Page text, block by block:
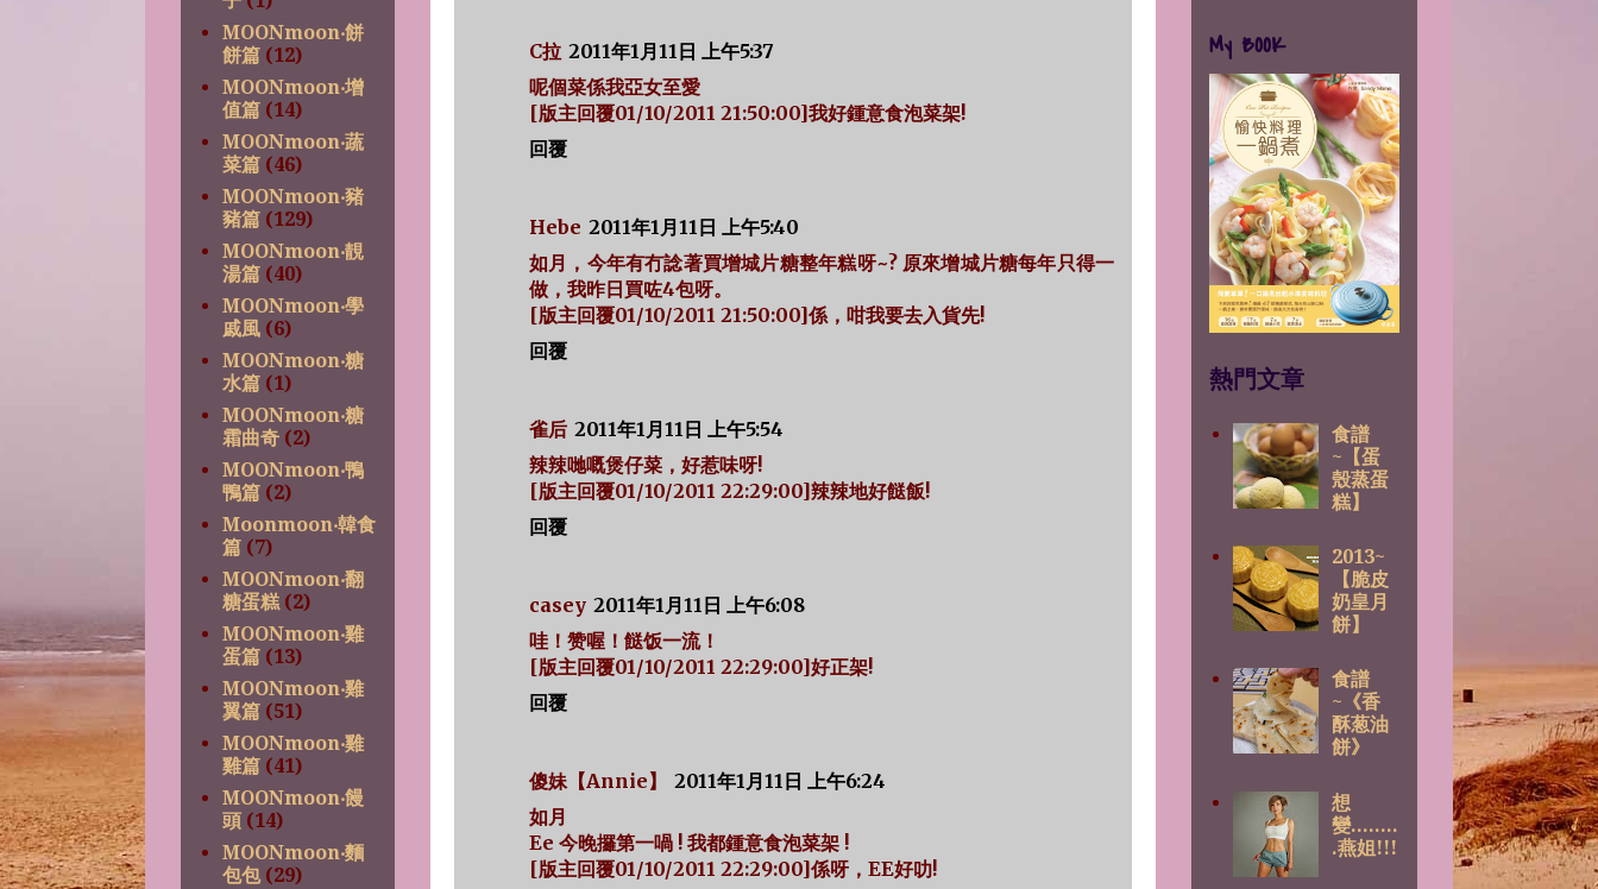
C拉 2011年1月11日 上午5:37
呢個菜係我亞女至愛
[版主回覆01/10/2011 21:50:00]我好鍾意食泡菜架!
回覆
Hebe 2011年1月11日 上午5:40
如月，今年有冇諗著買增城片糖整年糕呀~? 原來增城片糖每年只得一
做，我昨日買咗4包呀。
[版主回覆01/10/2011 21:50:00]係，咁我要去入貨先!
回覆
雀后 2011年1月11日 上午5:54
辣辣哋嘅煲仔菜，好惹味呀!
[版主回覆01/10/2011 22:29:00]辣辣地好餸飯!
回覆
casey 2011年1月11日 上午6:08
哇！赞喔！餸饭一流！
[版主回覆01/10/2011 22:29:00]好正架!
回覆
傻妹【Annie】
2011年1月11日 上午6:24
如月
Ee 今晚攞第一喎 ! 我都鍾意食泡菜架 !
[版主回覆01/10/2011 22:29:00]係呀，EE好叻!
MOONmoon‧餅
餅篇 (12)
MOONmoon‧增
值篇 (14)
MOONmoon‧蔬
菜篇 (46)
MOONmoon‧豬
豬篇 (129)
MOONmoon‧靚
湯篇 (40)
MOONmoon‧學
戚風 (6)
MOONmoon‧糖
水篇 (1)
MOONmoon‧糖
霜曲奇 (2)
MOONmoon‧鴨
鴨篇 (2)
Moonmoon‧韓食
篇 (7)
MOONmoon‧翻
糖蛋糕 (2)
MOONmoon‧雞
蛋篇 (13)
MOONmoon‧雞
翼篇 (51)
MOONmoon‧雞
雞篇 (41)
MOONmoon‧饅
頭 (14)
MOONmoon‧麵
包包 (29)
My BOOK
熱門文章
食譜
~【蛋
殼蒸蛋
糕】
2013~
【脆皮
奶皇月
餅】
食譜
~《香
酥葱油
餅》
想
變........
.燕姐!!!